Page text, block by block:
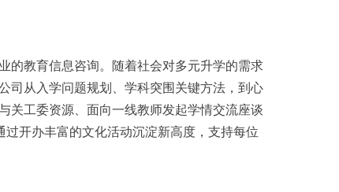
的教育信息咨询。随着社会对多元升学的需求
司从入学问题规划、学科突围关键方法，到心
关工委资源、面向一线教师发起学情交流座谈
开办丰富的文化活动沉淀新高度，支持每位